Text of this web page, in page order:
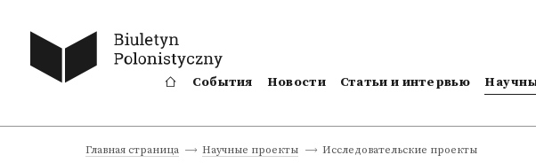
События Новости Статьи и интервью
Главная страница Научные проекты Исследовательские проекты